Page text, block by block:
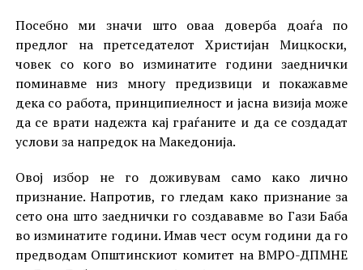
Посебно ми значи што оваа доверба доаѓа по
предлог на претседателот Христијан Мицкоски,
човек со кого во изминатите години заеднички
поминавме низ многу предизвици и покажавме
дека со работа, принципиелност и јасна визија може
да се врати надежта кај граѓаните и да се создадат
услови за напредок на Македонија.
Овој избор не го доживувам само како лично
признание. Напротив, го гледам како признание за
сето она што заеднички го создававме во Гази Баба
во изминатите години. Имав чест осум години да го
предводам Општинскиот комитет на ВМРО-ДПМНЕ